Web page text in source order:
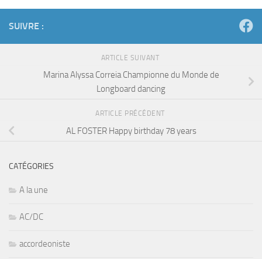
SUIVRE :
ARTICLE SUIVANT
Marina Alyssa Correia Championne du Monde de
Longboard dancing
ARTICLE PRÉCÉDENT
AL FOSTER Happy birthday 78 years
CATÉGORIES
A la une
AC/DC
accordeoniste